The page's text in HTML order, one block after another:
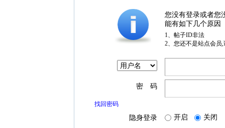
您没有登录或者您
能有如下几个原因
1、帖子ID非法
2、您还不是站点会员
密 码
找回密码
隐身登录 开启 关闭